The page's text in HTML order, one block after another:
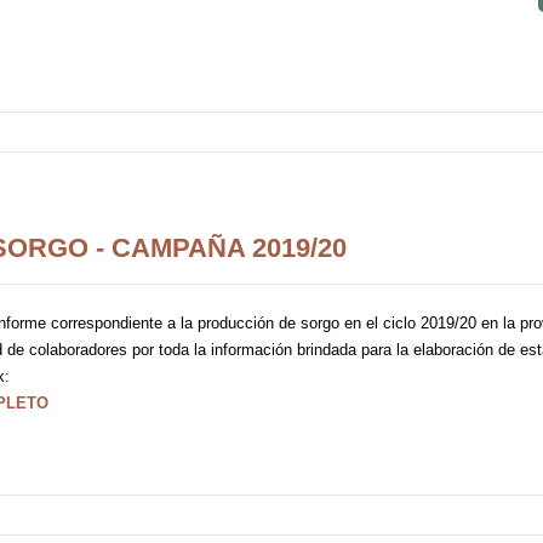
- CAMPAÑA 2019/20
correspondiente a la producción de sorgo en el ciclo 2019/20 en la
colaboradores por toda la información brindada para la elaboración de